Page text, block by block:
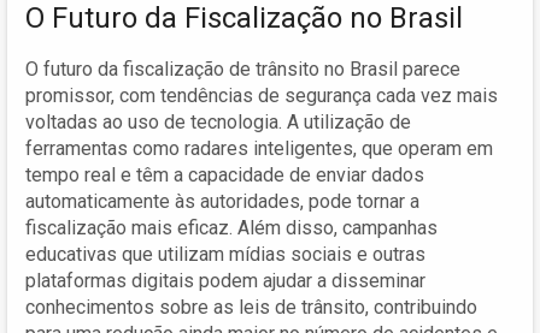
O Futuro da Fiscalização no Brasil
O futuro da fiscalização de trânsito no Brasil parece
promissor, com tendências de segurança cada vez mais
voltadas ao uso de tecnologia. A utilização de
ferramentas como radares inteligentes, que operam em
tempo real e têm a capacidade de enviar dados
automaticamente às autoridades, pode tornar a
fiscalização mais eficaz. Além disso, campanhas
educativas que utilizam mídias sociais e outras
plataformas digitais podem ajudar a disseminar
conhecimentos sobre as leis de trânsito, contribuindo